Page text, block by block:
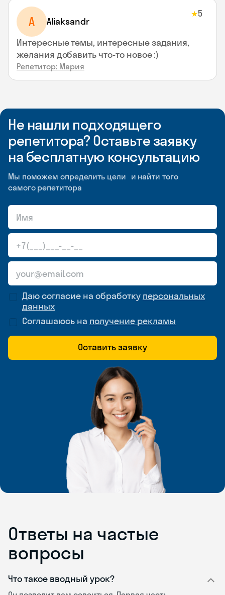
A Aliaksandr
★5
Интересные темы, интересные задания,
желания добавить что-то новое :)
Репетитор: Мария
Не нашли подходящего
репетитора? Оставьте заявку
на бесплатную консультацию
Мы поможем определить цели и найти того
самого репетитора
Даю согласие на обработку персональных
данных
Соглашаюсь на получение рекламы
Оставить заявку
Ответы на частые
вопросы
Что такое вводный урок?